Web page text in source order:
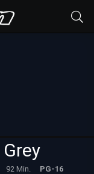
92 Min. PG-16